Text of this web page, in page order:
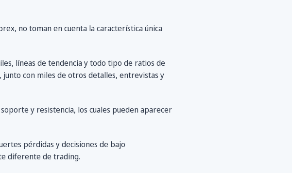
no toman en cuenta la característica única
líneas de tendencia y todo tipo de ratios de
junto con miles de otros detalles, entrevistas y
y resistencia, los cuales pueden aparecer
pérdidas y decisiones de bajo
diferente de trading.